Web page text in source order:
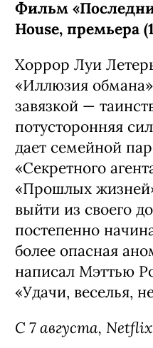
Фильм
House, премьера
Хоррор Луи
«Иллюзия
завязкой —
потусторонняя
дает семейной
«Секретного
«Прошлых
выйти из своего
постепенно
более опасная
написал Мэттью
«Удачи, веселья,
С 7 августа, Netflix